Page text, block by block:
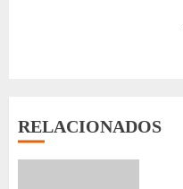
RELACIONADOS